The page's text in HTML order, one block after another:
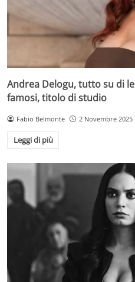
Andrea Delogu, tutto su di
famosi, titolo di studio
Fabio Belmonte 2 Novembre 2025
Leggi di più